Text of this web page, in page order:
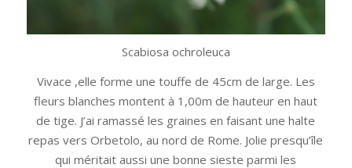
Scabiosa ochroleuca
Vivace ,elle forme une touffe de 45cm de large. Les
fleurs blanches montent à 1,00m de hauteur en haut
de tige. J’ai ramassé les graines en faisant une halte
repas vers Orbetolo, au nord de Rome. Jolie presqu’île
qui méritait aussi une bonne sieste parmi les